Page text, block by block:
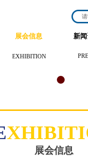
展会信息 新
EXHIBITION
展会信息